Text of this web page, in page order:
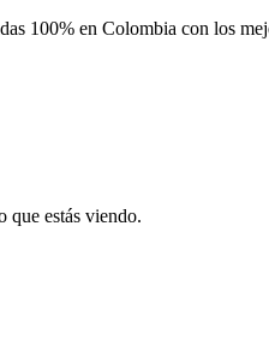
100% en Colombia con los
que estás viendo.